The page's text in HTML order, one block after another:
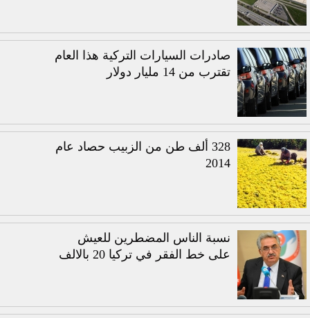
صادرات السيارات التركية هذا العام
تقترب من 14 مليار دولار
328 ألف طن من الزبيب حصاد عام
2014
نسبة الناس المضطرين للعيش
على خط الفقر في تركيا 20 بالالف